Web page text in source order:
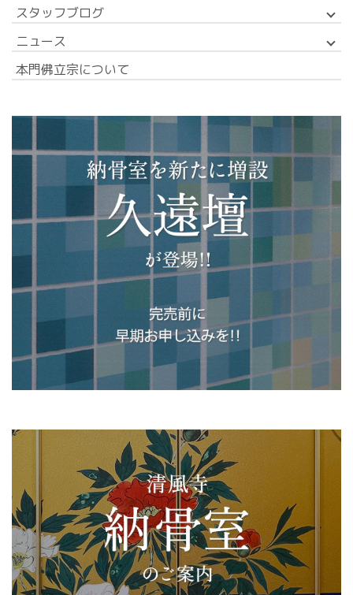
スタッフブログ
ニュース
本門佛立宗について